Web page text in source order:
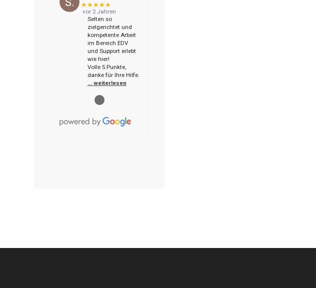
★★★★★
vor 2 Jahren
Selten so
zielgerichtet und
kompetente Arbeit
im Bereich EDV
und Support erlebt
wie hier!
Volle 5 Punkte,
danke für Ihre Hilfe.
… weiterlesen
●